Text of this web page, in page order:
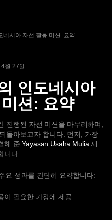
네시아 자선 활동 미션: 요약
월 27일
인도네시아
션: 요약
진행된 자선 미션을 마무리하며,
돌아보고자 합니다. 먼저, 가장
해 준 Yayasan Usaha Mulia 재
니다.
요 성과를 간단히 요약합니다:
이 필요한 가정에 제공.